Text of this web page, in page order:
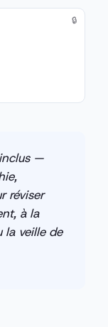
🔒
—
réviser
à la
la veille de